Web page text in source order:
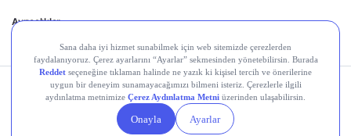
Ayrıcalıklar
Kişisel Verilerin
Gizlilik
Politikası
Yasal
Duyurular
Çerez